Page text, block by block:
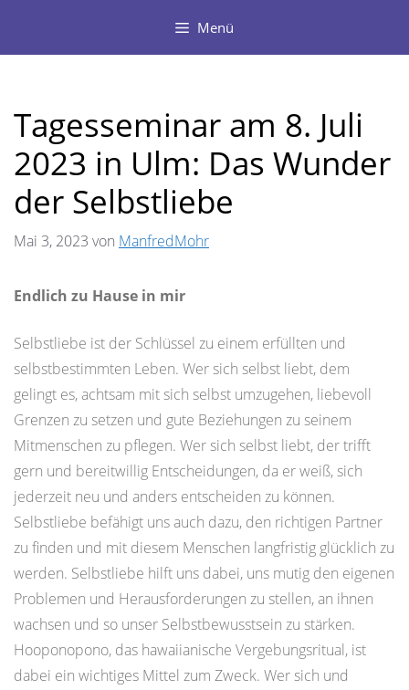
Menü
Tagesseminar am 8. Juli
2023 in Ulm: Das Wunder
der Selbstliebe
Mai 3, 2023 von ManfredMohr
Endlich zu Hause in mir
Selbstliebe ist der Schlüssel zu einem erfüllten und
selbstbestimmten Leben. Wer sich selbst liebt, dem
gelingt es, achtsam mit sich selbst umzugehen, liebevoll
Grenzen zu setzen und gute Beziehungen zu seinem
Mitmenschen zu pflegen. Wer sich selbst liebt, der trifft
gern und bereitwillig Entscheidungen, da er weiß, sich
jederzeit neu und anders entscheiden zu können.
Selbstliebe befähigt uns auch dazu, den richtigen Partner
zu finden und mit diesem Menschen langfristig glücklich zu
werden. Selbstliebe hilft uns dabei, uns mutig den eigenen
Problemen und Herausforderungen zu stellen, an ihnen
wachsen und so unser Selbstbewusstsein zu stärken.
Hooponopono, das hawaiianische Vergebungsritual, ist
dabei ein wichtiges Mittel zum Zweck. Wer sich und